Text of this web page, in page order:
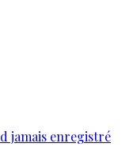
jamais enregistré